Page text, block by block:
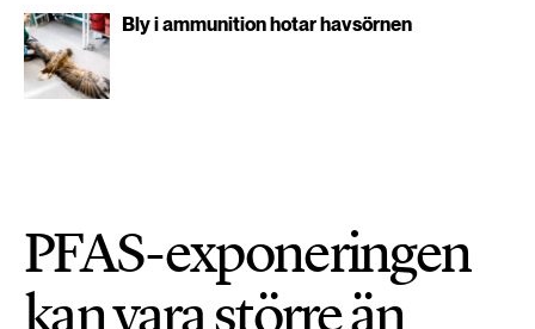
Bly i ammunition hotar havsörnen
PFAS-exponeringen
kan vara större än